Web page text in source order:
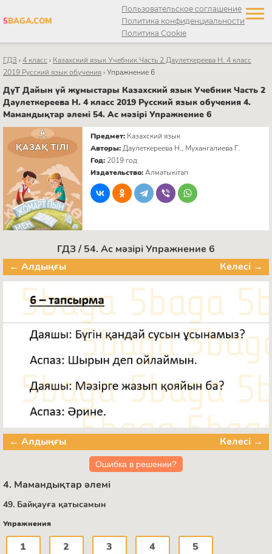
5BAGA.COM
Пользовательское соглашение
Политика конфиденциальности
Политика Cookie
ГДЗ ›4 класс › Казахский язык Учебник Часть 2 Даулеткереева Н. 4 класс
2019 Русский язык обучения›Упражнение 6
ДүТ Дайын үй жұмыстары Казахский язык Учебник Часть 2
Даулеткереева Н. 4 класс 2019 Русский язык обучения 4.
Мамандықтар әлемі 54. Ас мәзірі Упражнение 6
Предмет: Казахский язык
Авторы:Даулеткереева Н., Мухангалиева Г.
Год: 2019 год
Издательство:Алматыкітап
ГДЗ / 54. Ас мәзірі Упражнение 6
← Алдыңғы
Келесі →
← Алдыңғы Келесі →
Ошибка в решении?
4. Мамандықтар әлемі
49. Байқауға қатысамын
Упражнения
1 2 3 4 5